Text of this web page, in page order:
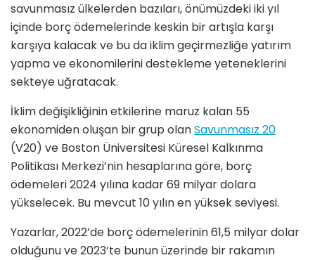
savunmasız ülkelerden bazıları, önümüzdeki iki yıl
içinde borç ödemelerinde keskin bir artışla karşı
karşıya kalacak ve bu da iklim geçirmezliğe yatırım
yapma ve ekonomilerini destekleme yeteneklerini
sekteye uğratacak.
İklim değişikliğinin etkilerine maruz kalan 55
ekonomiden oluşan bir grup olanSavunmasız 20
(V20) ve Boston Üniversitesi Küresel Kalkınma
Politikası Merkezi’nin hesaplarına göre, borç
ödemeleri 2024 yılına kadar 69 milyar dolara
yükselecek. Bu mevcut 10 yılın en yüksek seviyesi.
Yazarlar, 2022’de borç ödemelerinin 61,5 milyar dolar
olduğunu ve 2023’te bunun üzerinde bir rakamın